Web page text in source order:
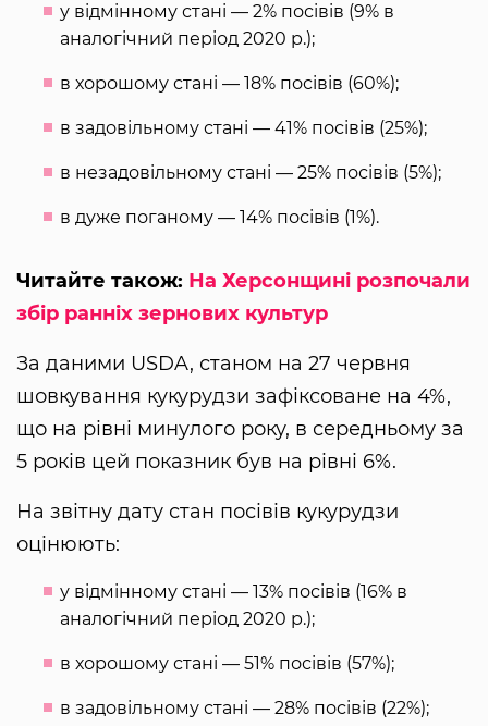
у відмінному стані — 2% посівів (9% в
аналогічний період 2020 р.);
в хорошому стані — 18% посівів (60%);
в задовільному стані — 41% посівів (25%);
в незадовільному стані — 25% посівів (5%);
в дуже поганому — 14% посівів (1%).
Читайте також: На Херсонщині розпочали
збір ранніх зернових культур
За даними USDA, станом на 27 червня
шовкування кукурудзи зафіксоване на 4%,
що на рівні минулого року, в середньому за
5 років цей показник був на рівні 6%.
На звітну дату стан посівів кукурудзи
оцінюють:
у відмінному стані — 13% посівів (16% в
аналогічний період 2020 р.);
в хорошому стані — 51% посівів (57%);
в задовільному стані — 28% посівів (22%);